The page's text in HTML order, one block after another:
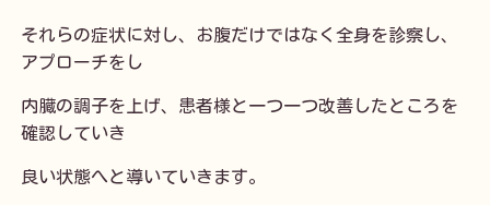
それらの症状に対し、お腹だけではなく全身を診察し、
アプローチをし
内臓の調子を上げ、患者様と一つ一つ改善したところを
確認していき
良い状態へと導いていきます。